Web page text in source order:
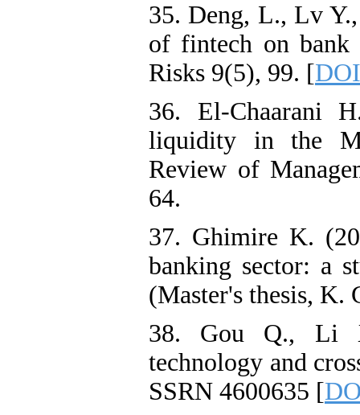
35. Deng, L., Lv
of fintech on bank
Risks 9(5), 99. [
36. El-Chaarani
liquidity in the
Review of
64.
37. Ghimire K.
banking sector: a
(Master's thesis, K.
38. Gou Q., Li
technology and
SSRN 4600635 [